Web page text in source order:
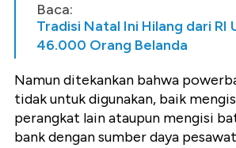
Baca:
Tradisi Natal Ini Hilang dari RI
46.000 Orang Belanda
Namun ditekankan bahwa
tidak untuk digunakan, baik
perangkat lain ataupun mengisi
bank dengan sumber daya